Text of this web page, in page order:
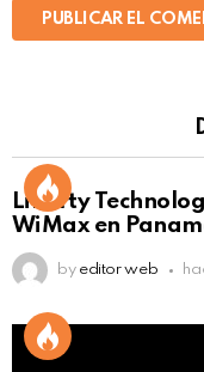
Liberty
WiMax en
by editor web